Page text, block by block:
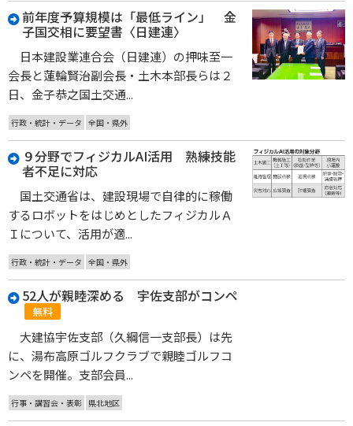
前年度予算規模は「最低ライン」 金
子国交相に要望書〈日建連〉
日本建設業連合会（日建連）の押味至一
会長と蓮輪賢治副会長・土木本部長らは２
日、金子恭之国土交通...
行政・統計・データ 全国・県外
９分野でフィジカルAI活用 熟練技能
者不足に対応
国土交通省は、建設現場で自律的に稼働
するロボットをはじめとしたフィジカルＡ
Ｉについて、活用が適...
行政・統計・データ 全国・県外
52人が親睦深める 宇佐支部がコンペ
無料
大建協宇佐支部（久綱信一支部長）は先
に、湯布高原ゴルフクラブで親睦ゴルフコ
ンペを開催。支部会員...
行事・講習会・表彰 県北地区